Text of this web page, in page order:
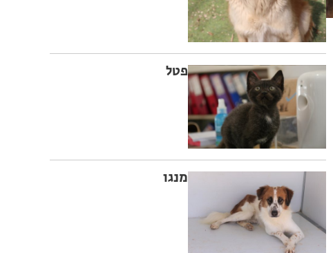
פטל
מנגו